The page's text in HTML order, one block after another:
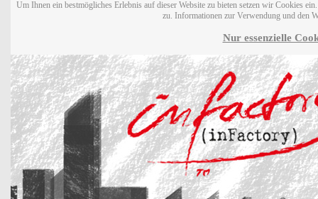
Um Ihnen ein bestmögliches Erlebnis auf dieser Website zu bieten setzen wir Cookies
zu. Informationen zur Verwendung und den
Nur essenzielle